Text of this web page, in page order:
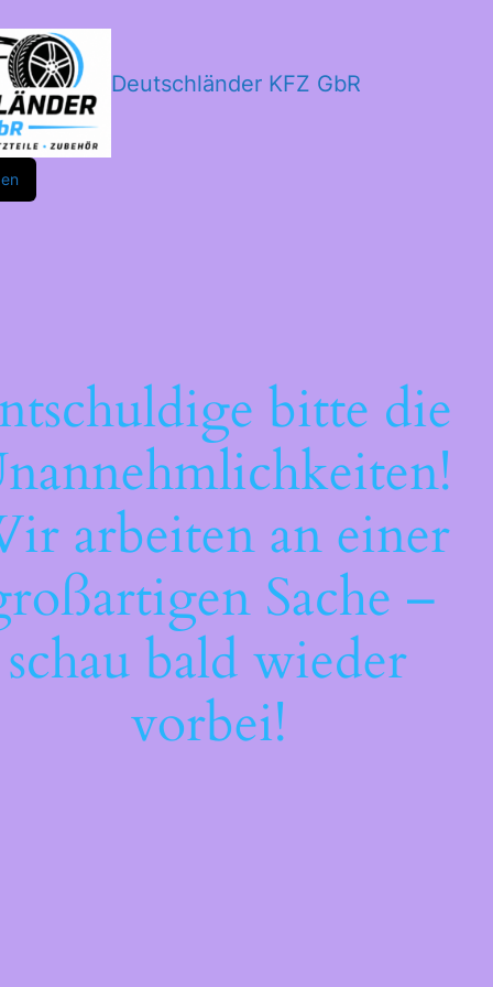
Deutschländer KFZ GbR
bitte die
arbeiten an einer
Sache –
schau bald wieder
vorbei!